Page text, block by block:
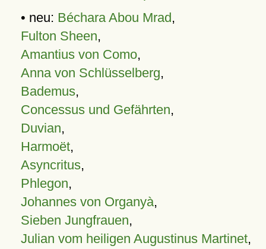
• neu: Béchara Abou Mrad,
Fulton Sheen,
Amantius von Como,
Anna von Schlüsselberg,
Bademus,
Concessus und Gefährten,
Duvian,
Harmoët,
Asyncritus,
Phlegon,
Johannes von Organyà,
Sieben Jungfrauen,
Julian vom heiligen Augustinus Martinet,